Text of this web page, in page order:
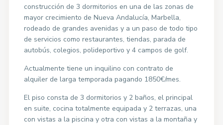
construcción de 3 dormitorios en una de las zonas de
mayor crecimiento de Nueva Andalucía, Marbella,
rodeado de grandes avenidas y a un paso de todo tipo
de servicios como restaurantes, tiendas, parada de
autobús, colegios, polideportivo y 4 campos de golf.
Actualmente tiene un inquilino con contrato de
alquiler de larga temporada pagando 1850€/mes.
El piso consta de 3 dormitorios y 2 baños, el principal
en suite, cocina totalmente equipada y 2 terrazas, una
con vistas a la piscina y otra con vistas a la montaña y